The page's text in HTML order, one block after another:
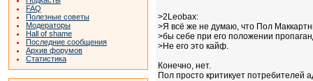
FAQ
Полезные советы
Модераторы
Hall of shame
Последние сообщения
Архив форумов
Статистика
>2Leobax:
>Я всё же не думаю, что Пол
>бы себе при его положении
>Не его это кайф.
Конечно, нет.
Пол просто критикует потребителей